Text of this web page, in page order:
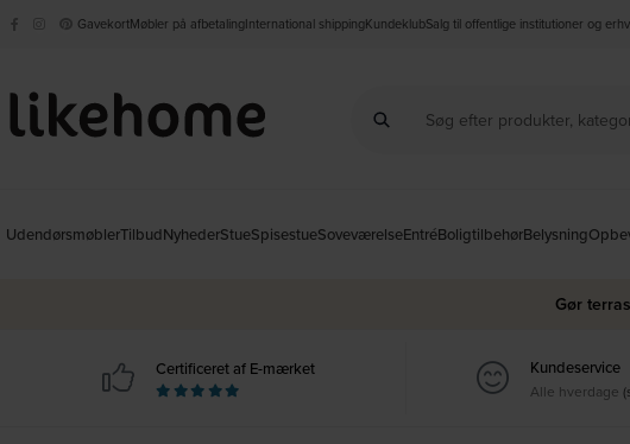
GavekortMøbler på afbetalingInternational shippingKundeklubSalg til offentlige institutioner og
UdendørsmøblerTilbudNyhederStueSpisestueSoveværelseEntréBoligtilbehørBelysning
Gør
Certificeret af E-mærket Kundeservice
Alle hverdage